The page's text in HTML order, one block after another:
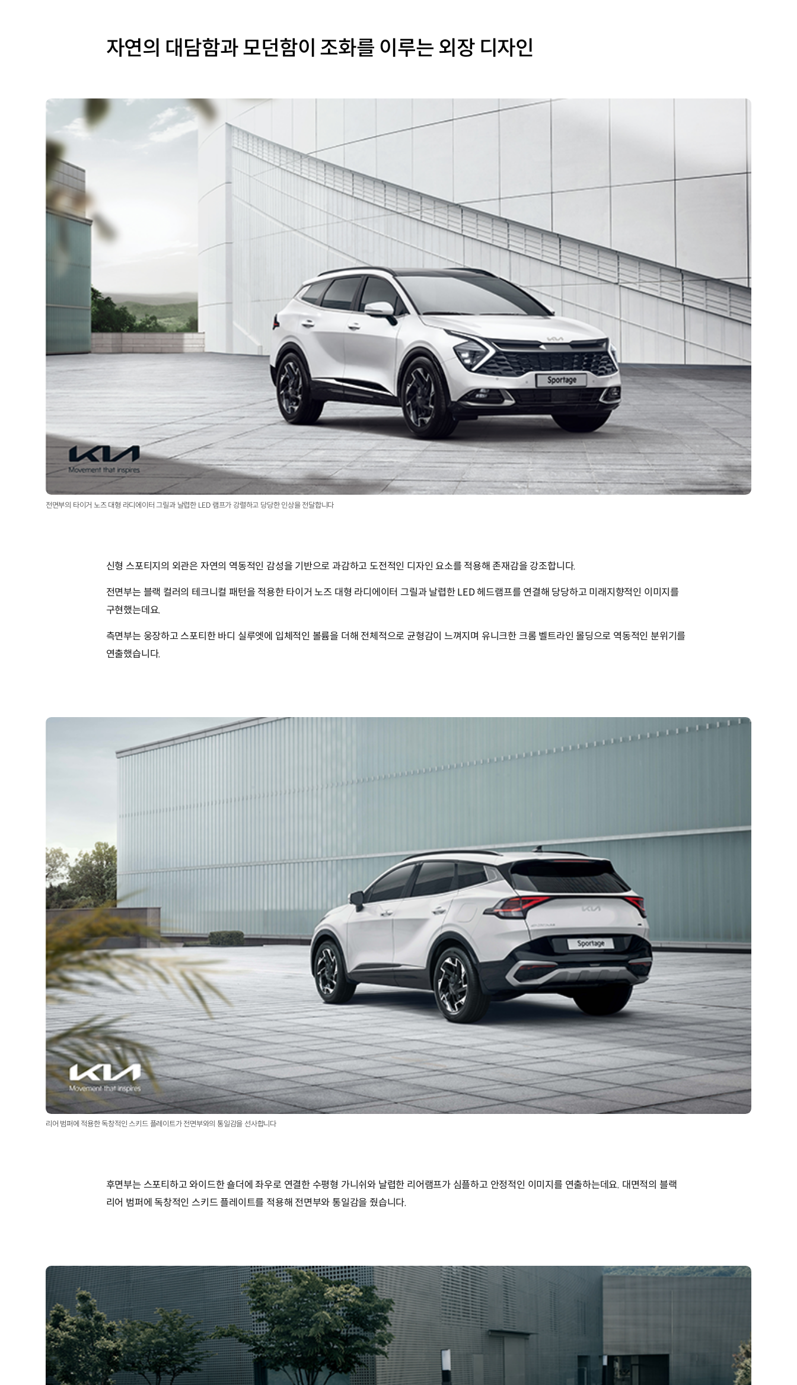
자연의 대담함과 모던함이 조화를 이루는 외장 디자인
전면부의 타이거 노즈 대형 라디에이터 그릴과 날렵한 LED 램프가 강렬하고 당당한 인상을 전달합니다
신형 스포티지의 외관은 자연의 역동적인 감성을 기반으로 과감하고 도전적인 디자인 요소를 적용해 존재감을 강조합니다.
전면부는 블랙 컬러의 테크니컬 패턴을 적용한 타이거 노즈 대형 라디에이터 그릴과 날렵한 LED 헤드램프를 연결해 당당하고 미래지향적인 이미지를
구현했는데요.
측면부는 웅장하고 스포티한 바디 실루엣에 입체적인 볼륨을 더해 전체적으로 균형감이 느껴지며 유니크한 크롬 벨트라인 몰딩으로 역동적인 분위기를
연출했습니다.
리어 범퍼에 적용한 독창적인 스키드 플레이트가 전면부와의 통일감을 선사합니다
후면부는 스포티하고 와이드한 숄더에 좌우로 연결한 수평형 가니쉬와 날렵한 리어램프가 심플하고 안정적인 이미지를 연출하는데요. 대면적의 블랙
리어 범퍼에 독창적인 스키드 플레이트를 적용해 전면부와 통일감을 줬습니다.